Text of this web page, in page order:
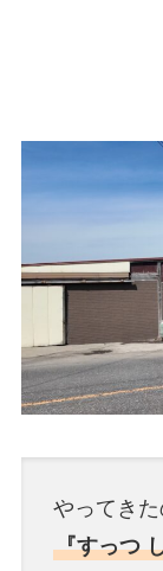
やってき
『すっつ